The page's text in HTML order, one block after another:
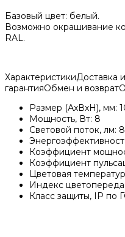
Базовый цвет: белый.
Возможно окрашивание
RAL.
ХарактеристикиДоставка
гарантияОбмен и возврат
Размер (АхВхH), мм:
Мощность, Вт: 8
Световой поток, лм:
Коэффициент
Коэффициент
Цветовая
Индекс
Класс защиты, IP по